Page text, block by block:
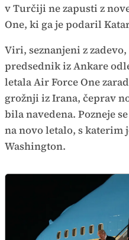
v Turčiji ne zapusti z
One, ki ga je podaril
Viri, seznanjeni z
predsednik iz Ankare
letala Air Force One
grožnji iz Irana, čeprav
bila navedena. Pozneje
na novo letalo, s katerim
Washington.